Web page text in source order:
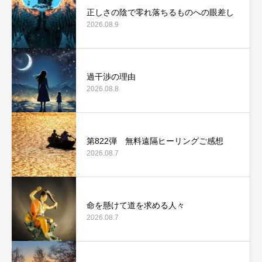
正しさの陰で零れ落ちるものへの眼差し
2026.08.9
過干渉の理由
2026.08.8
第822弾 無料遠隔ヒーリングご感想
2026.08.7
命を懸けて道を求める人々
2026.08.7